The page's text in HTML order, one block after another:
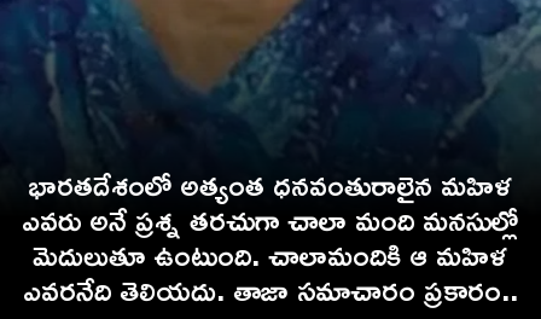
భారతదేశంలో అత్యంత ధనవంతురాలైన మహిళ
ఎవరు అనే ప్రశ్న తరచుగా చాలా మంది మనసుల్లో
మెదులుతూ ఉంటుంది. చాలామందికి ఆ మహిళ
ఎవరనేది తెలియదు. తాజా సమాచారం ప్రకారం..